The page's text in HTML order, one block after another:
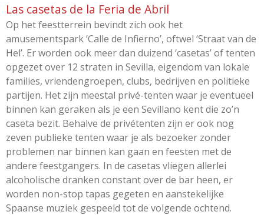
Las casetas de la Feria de Abril
Op het feestterrein bevindt zich ook het
amusementspark ‘Calle de Infierno’, oftwel ‘Straat van de
Hel’. Er worden ook meer dan duizend ‘casetas’ of tenten
opgezet over 12 straten in Sevilla, eigendom van lokale
families, vriendengroepen, clubs, bedrijven en politieke
partijen. Het zijn meestal privé-tenten waar je eventueel
binnen kan geraken als je een Sevillano kent die zo’n
caseta bezit. Behalve de privétenten zijn er ook nog
zeven publieke tenten waar je als bezoeker zonder
problemen nar binnen kan gaan en feesten met de
andere feestgangers. In de casetas vliegen allerlei
alcoholische dranken constant over de bar heen, er
worden non-stop tapas gegeten en aanstekelijke
Spaanse muziek gespeeld tot de volgende ochtend.